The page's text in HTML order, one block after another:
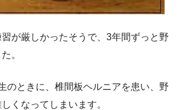
が厳しかったそうで、3年間ずっと野
。
のときに、椎間板ヘルニアを患い、野
くなってしまいます。